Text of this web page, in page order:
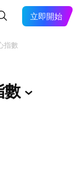
立即開始
指數
數